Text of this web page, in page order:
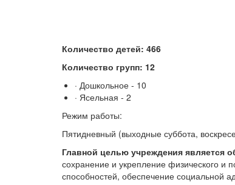
Количество детей: 466
Количество групп: 12
· Дошкольное - 10
· Ясельная - 2
Режим работы:
Пятидневный (выходные суббота,
Главной целью учреждения является
сохранение и укрепление физического и
способностей, обеспечение социальной